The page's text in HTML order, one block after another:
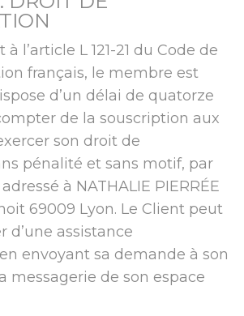
l’article L 121-21 du Code de
français, le membre est
d’un délai de quatorze
de la souscription aux
son droit de
pénalité et sans motif, par
à NATHALIE PIERRÉE
69009 Lyon. Le Client peut
d’une assistance
envoyant sa demande à son
messagerie de son espace